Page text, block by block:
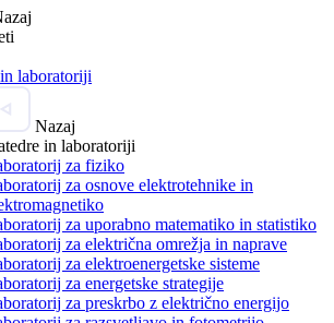
laboratoriji
Nazaj
in laboratoriji
za fiziko
za osnove elektrotehnike in
za uporabno matematiko in statistiko
za električna omrežja in naprave
za elektroenergetske sisteme
za energetske strategije
za preskrbo z električno energijo